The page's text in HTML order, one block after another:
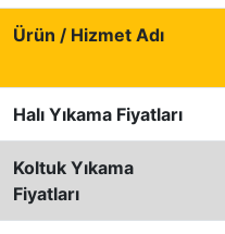
Ürün / Hizmet Adı
Halı Yıkama Fiyatları
Koltuk Yıkama
Fiyatları